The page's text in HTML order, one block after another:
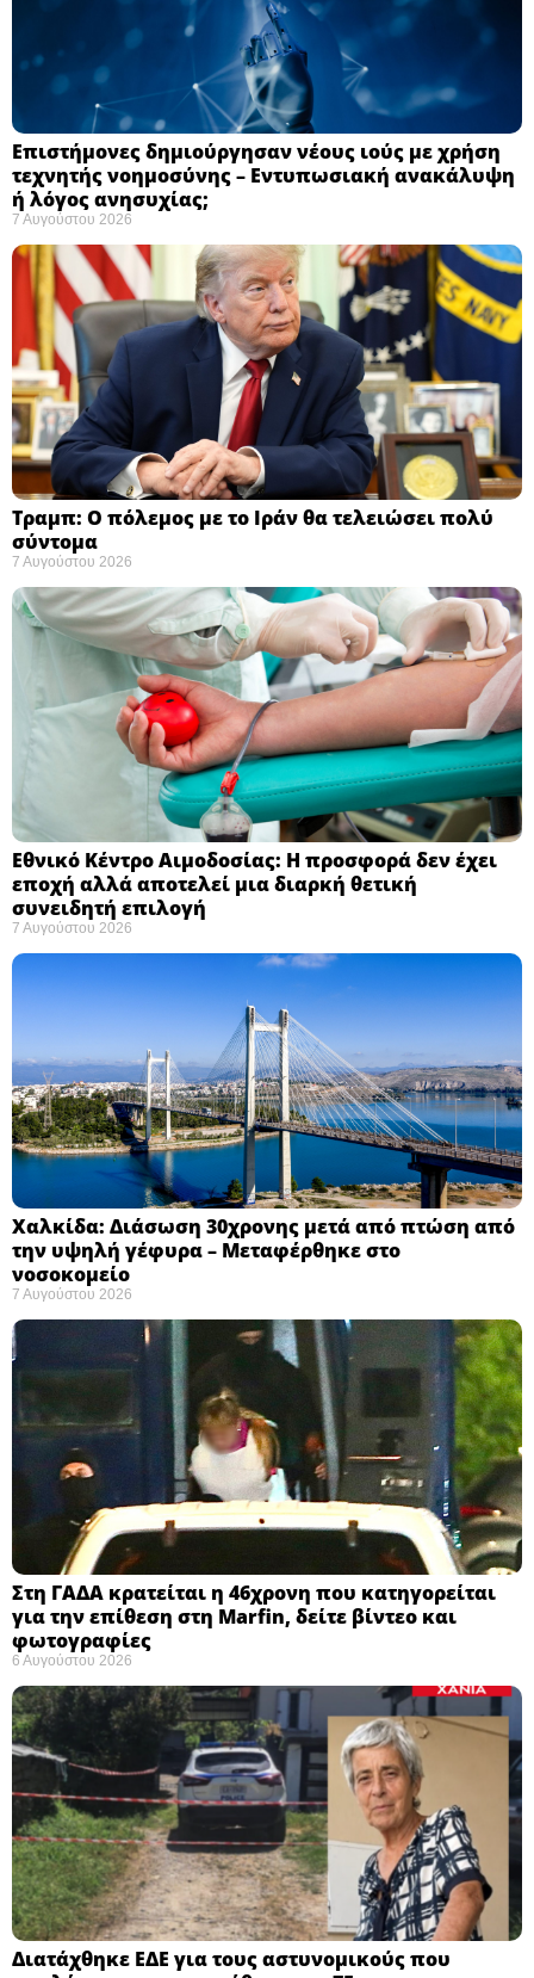
Επιστήμονες δημιούργησαν νέους ιούς με χρήση
τεχνητής νοημοσύνης – Εντυπωσιακή ανακάλυψη
ή λόγος ανησυχίας; ​
7 Αυγούστου 2026
Τραμπ: Ο πόλεμος με το Ιράν θα τελειώσει πολύ
σύντομα ​
7 Αυγούστου 2026
Εθνικό Κέντρο Αιμοδοσίας: H προσφορά δεν έχει
εποχή αλλά αποτελεί μια διαρκή θετική
συνειδητή επιλογή ​
7 Αυγούστου 2026
Χαλκίδα: Διάσωση 30χρονης μετά από πτώση από
την υψηλή γέφυρα – Μεταφέρθηκε στο
νοσοκομείο ​
7 Αυγούστου 2026
Στη ΓΑΔΑ κρατείται η 46χρονη που κατηγορείται
για την επίθεση στη Marfin, δείτε βίντεο και
φωτογραφίες
6 Αυγούστου 2026
Διατάχθηκε ΕΔΕ για τους αστυνομικούς που